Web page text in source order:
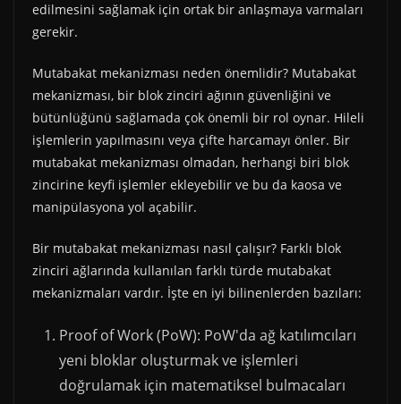
edilmesini sağlamak için ortak bir anlaşmaya varmaları
gerekir.
Mutabakat mekanizması neden önemlidir? Mutabakat
mekanizması, bir blok zinciri ağının güvenliğini ve
bütünlüğünü sağlamada çok önemli bir rol oynar. Hileli
işlemlerin yapılmasını veya çifte harcamayı önler. Bir
mutabakat mekanizması olmadan, herhangi biri blok
zincirine keyfi işlemler ekleyebilir ve bu da kaosa ve
manipülasyona yol açabilir.
Bir mutabakat mekanizması nasıl çalışır? Farklı blok
zinciri ağlarında kullanılan farklı türde mutabakat
mekanizmaları vardır. İşte en iyi bilinenlerden bazıları:
Proof of Work (PoW): PoW'da ağ katılımcıları
yeni bloklar oluşturmak ve işlemleri
doğrulamak için matematiksel bulmacaları